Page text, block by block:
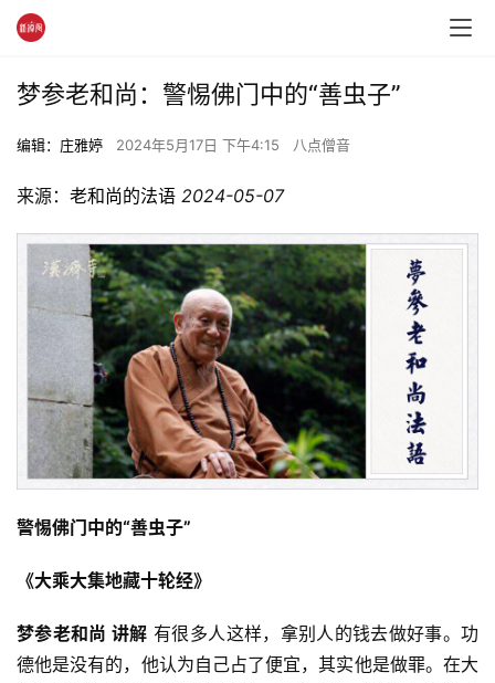
梦参老和尚：警惕佛门中的“善虫子”
编辑：庄雅婷 2024年5月17日 下午4:15 八点僧音
来源： 老和尚的法语 2024-05-07
警惕佛门中的“善虫子”
《大乘大集地藏十轮经》
梦参老和尚 讲解 有很多人这样，拿别人的钱去做好事。功
德他是没有的，他认为自己占了便宜，其实他是做罪。在大